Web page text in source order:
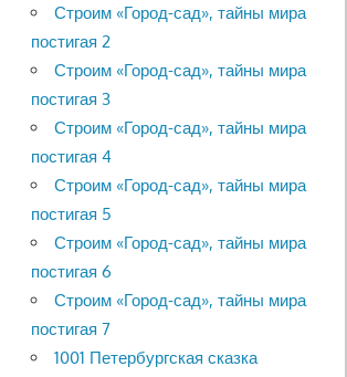
Строим «Город-сад», тайны мира
постигая 2
Строим «Город-сад», тайны мира
постигая 3
Строим «Город-сад», тайны мира
постигая 4
Строим «Город-сад», тайны мира
постигая 5
Строим «Город-сад», тайны мира
постигая 6
Строим «Город-сад», тайны мира
постигая 7
1001 Петербургская сказка